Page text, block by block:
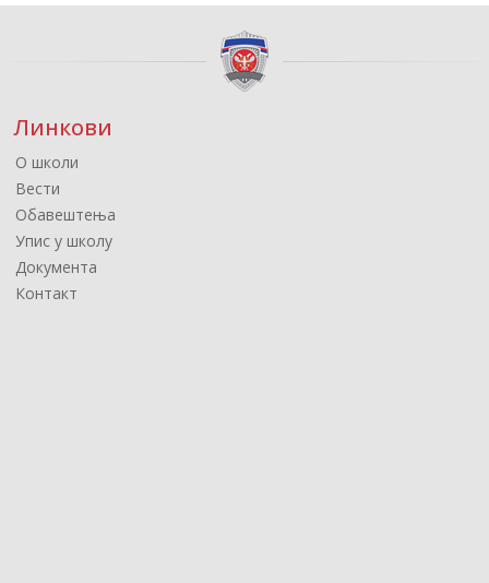
Линкови
О школи
Вести
Обавештења
Упис у школу
Документа
Контакт